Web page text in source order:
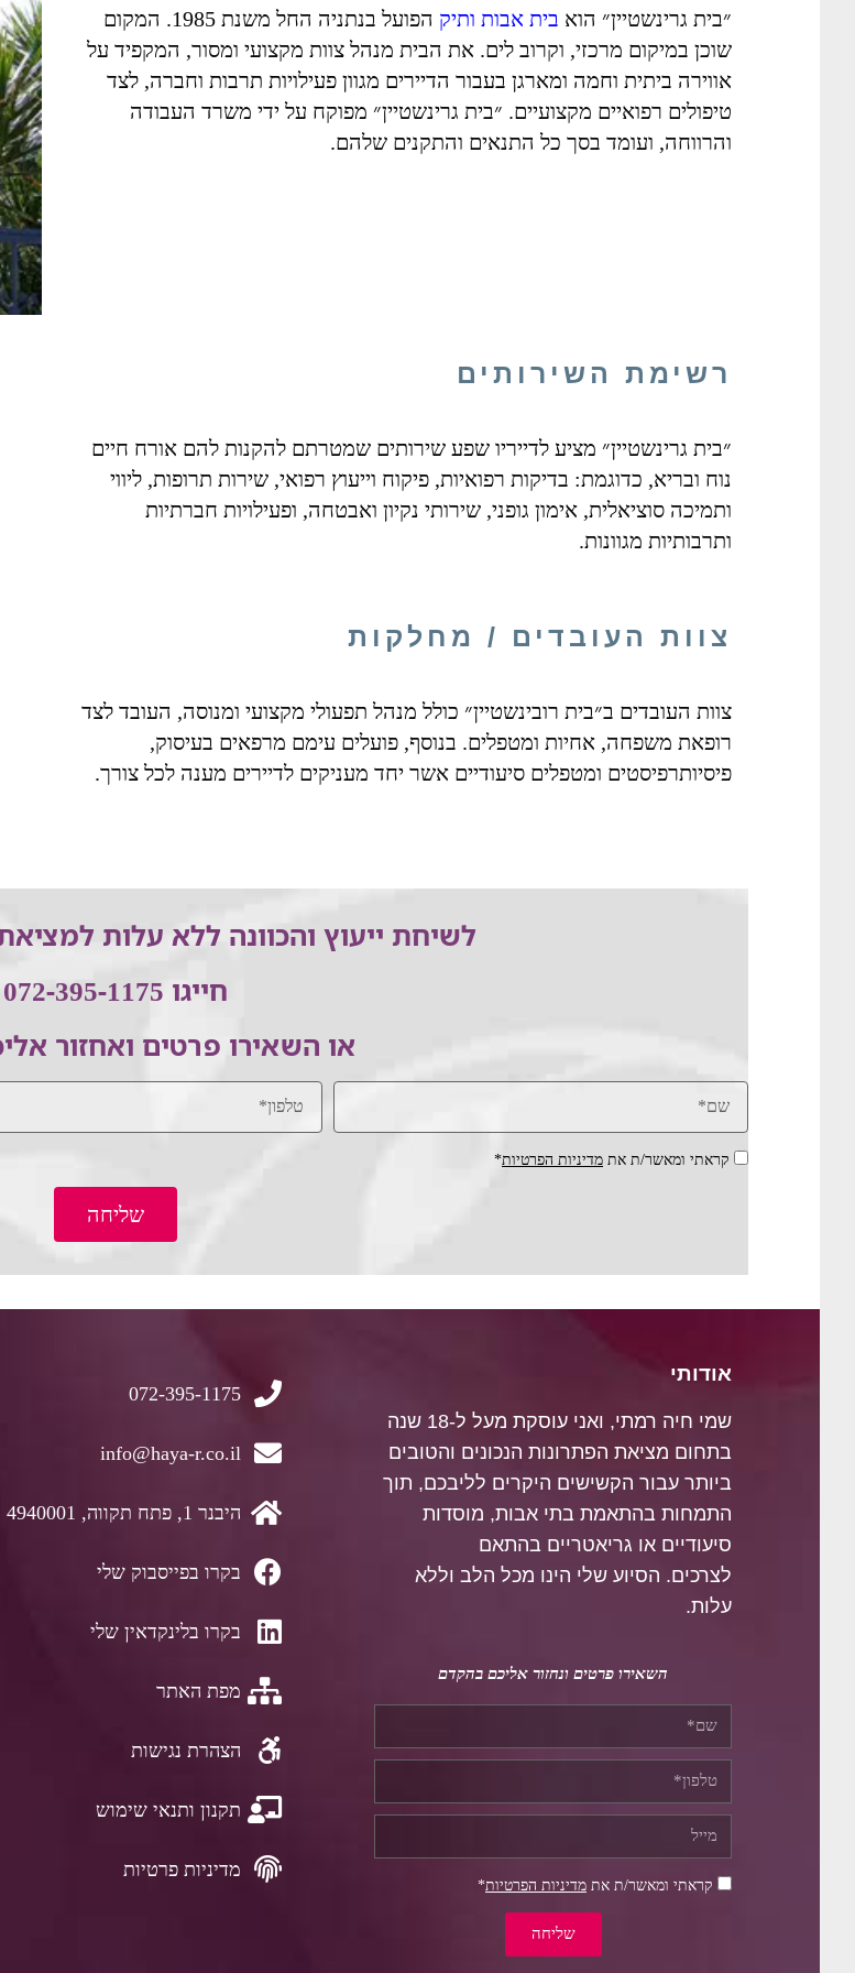
״בית גרינשטיין״ הוא בית אבות ותיק
הפועל בנתניה החל משנת 1985. המקום
שוכן במיקום מרכזי, וקרוב לים. את הבית מנהל צוות מקצועי ומסור, המקפיד על
אווירה ביתית וחמה ומארגן בעבור הדיירים מגוון פעילויות תרבות וחברה, לצד
טיפולים רפואיים מקצועיים. ״בית גרינשטיין״ מפוקח על ידי משרד העבודה
והרווחה, ועומד בסך כל התנאים והתקנים שלהם.
רשימת השירותים
״בית גרינשטיין״ מציע לדייריו שפע שירותים שמטרתם להקנות להם אורח חיים
נוח ובריא, כדוגמת: בדיקות רפואיות, פיקוח וייעוץ רפואי, שירות תרופות, ליווי
ותמיכה סוציאלית, אימון גופני, שירותי נקיון ואבטחה, ופעילויות חברתיות
ותרבותיות מגוונות.
צוות העובדים / מחלקות
צוות העובדים ב״בית רובינשטיין״ כולל מנהל תפעולי מקצועי ומנוסה, העובד לצד
רופאת משפחה, אחיות ומטפלים. בנוסף, פועלים עימם מרפאים בעיסוק,
פיסיותרפיסטים ומטפלים סיעודיים אשר יחד מעניקים לדיירים מענה לכל צורך.
לשיחת ייעוץ והכוונה ללא עלות
חייגו 072-395-1175
או השאירו פרטים ואחזור
קראתי ומאשר/ת את מדיניות הפרטיות*
שליחה
אודותי
שמי חיה רמתי, ואני עוסקת מעל ל-18 שנה
בתחום מציאת הפתרונות הנכונים והטובים
ביותר עבור הקשישים היקרים לליבכם, תוך
התמחות בהתאמת בתי אבות, מוסדות
סיעודיים או גריאטריים בהתאם
לצרכים. הסיוע שלי הינו מכל הלב וללא
עלות.
השאירו פרטים ונחזור אליכם בהקדם
קראתי ומאשר/ת את מדיניות הפרטיות*
שליחה
072-395-1175
info@haya-r.co.il
היבנר 1, פתח תקווה, 4940001
בקרו בפייסבוק שלי
בקרו בלינקדאין שלי
מפת האתר
הצהרת נגישות
תקנון ותנאי שימוש
מדיניות פרטיות